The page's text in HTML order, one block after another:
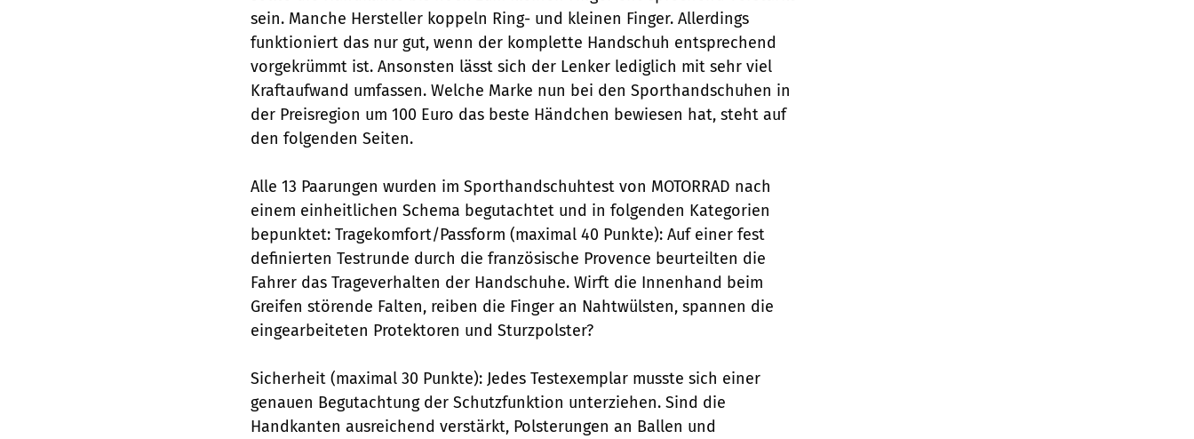
sein. Manche Hersteller koppeln Ring- und kleinen Finger. Allerdings
funktioniert das nur gut, wenn der komplette Handschuh entsprechend
vorgekrümmt ist. Ansonsten lässt sich der Lenker lediglich mit sehr viel
Kraftaufwand umfassen. Welche Marke nun bei den Sporthandschuhen in
der Preisregion um 100 Euro das beste Händchen bewiesen hat, steht auf
den folgenden Seiten.
Alle 13 Paarungen wurden im Sporthandschuhtest von MOTORRAD nach
einem einheitlichen Schema begutachtet und in folgenden Kategorien
bepunktet: Tragekomfort/Passform (maximal 40 Punkte): Auf einer fest
definierten Testrunde durch die französische Provence beurteilten die
Fahrer das Trageverhalten der Handschuhe. Wirft die Innenhand beim
Greifen störende Falten, reiben die Finger an Nahtwülsten, spannen die
eingearbeiteten Protektoren und Sturzpolster?
Sicherheit (maximal 30 Punkte): Jedes Testexemplar musste sich einer
genauen Begutachtung der Schutzfunktion unterziehen. Sind die
Handkanten ausreichend verstärkt, Polsterungen an Ballen und